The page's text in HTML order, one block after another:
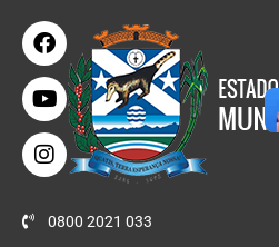
0800 2021 033